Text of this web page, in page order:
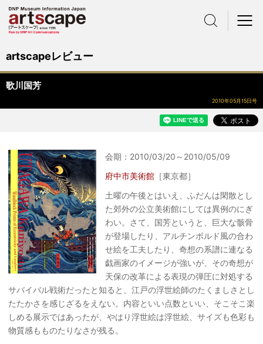
artscapeレビュー
歌川国芳
2010年05月15日号
会期：2010/03/20～2010/05/09
府中市美術館 ［東京都］
土曜の午後とはいえ、ふだんは閑散とし
た郊外の公立美術館にしては異例のにぎ
わい。さて、国芳というと、巨大な骸骨
が登場したり、アルチンボルド風の合わ
せ絵を工夫したり、奇想の系譜に連なる
戯画家のイメージが強いが、その奇想が
天保の改革による表現の弾圧に対処する
サバイバル戦術だったと知ると、江戸の浮世絵師のたくましさとし
たたかさを感じざるをえない。内容といい点数といい、そこそこ楽
しめる展示ではあったが、やはり浮世絵は浮世絵、サイズも色彩も
物質感もものたりなさが残る。
サイト内検索